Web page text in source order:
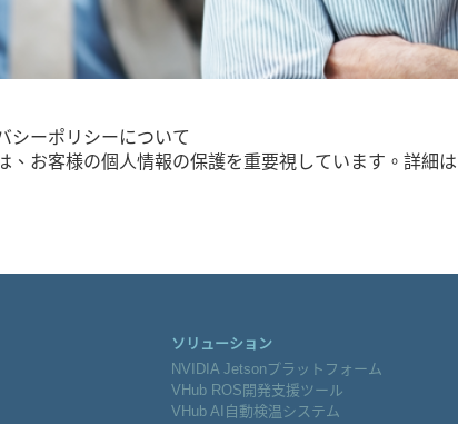
シーポリシーについて
、お客様の個人情報の保護を重要視しています。詳細は
ソリューション
NVIDIA Jetsonプラットフォーム
VHub ROS開発支援ツール
VHub AI自動検温システム